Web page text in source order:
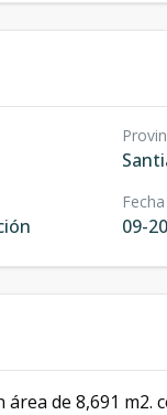
09-
de 8,691 m2.